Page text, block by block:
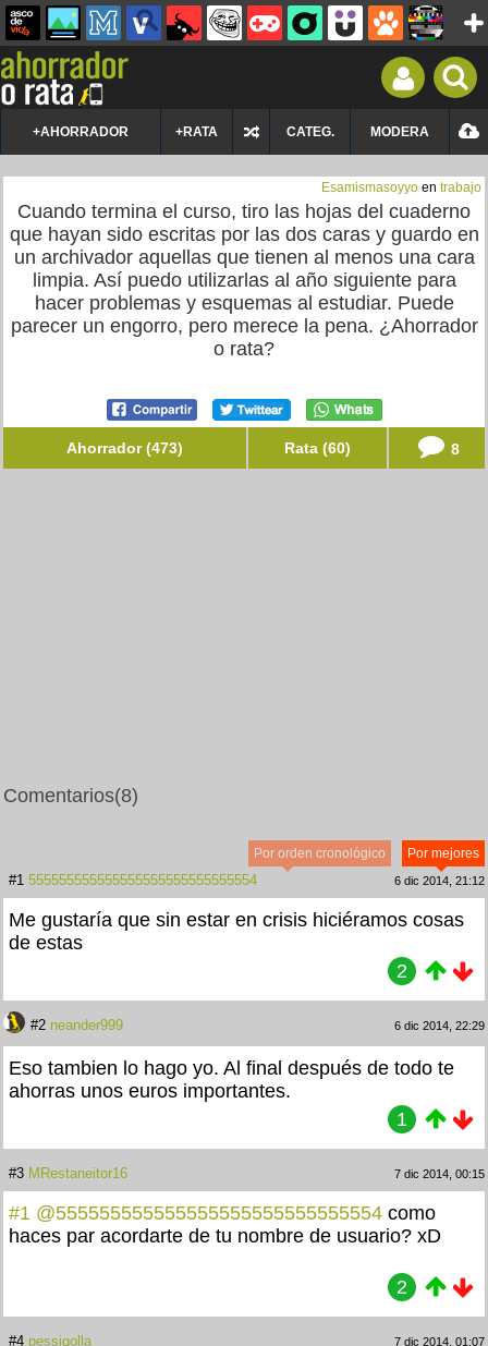
+AHORRADOR +RATA CATEG. MODERA
Esamismasoyyo en trabajo
Cuando termina el curso, tiro las hojas del cuaderno
que hayan sido escritas por las dos caras y guardo en
un archivador aquellas que tienen al menos una cara
limpia. Así puedo utilizarlas al año siguiente para
hacer problemas y esquemas al estudiar. Puede
parecer un engorro, pero merece la pena. ¿Ahorrador
o rata?
Ahorrador (473) Rata (60) 8
Comentarios(8)
Por mejores
Por orden cronológico
#1 555555555555555555555555555554 6 dic 2014, 21:12
Me gustaría que sin estar en crisis hiciéramos cosas
de estas
2
#2 neander999 6 dic 2014, 22:29
Eso tambien lo hago yo. Al final después de todo te
ahorras unos euros importantes.
1
#3 MRestaneitor16 7 dic 2014, 00:15
#1 @555555555555555555555555555554 como
haces par acordarte de tu nombre de usuario? xD
2
#4 pessigolla 7 dic 2014, 01:07